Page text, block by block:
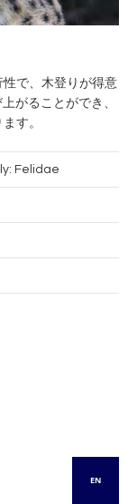
で、木登りが得意
がることができ、
す。
Felidae
EN